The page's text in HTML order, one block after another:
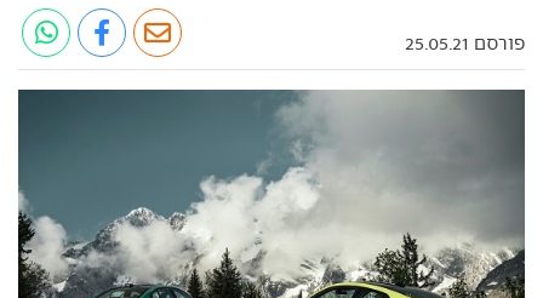
פורסם 25.05.21